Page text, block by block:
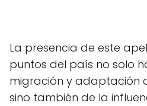
La presencia de este
puntos del país no solo
migración y adaptación
sino también de la